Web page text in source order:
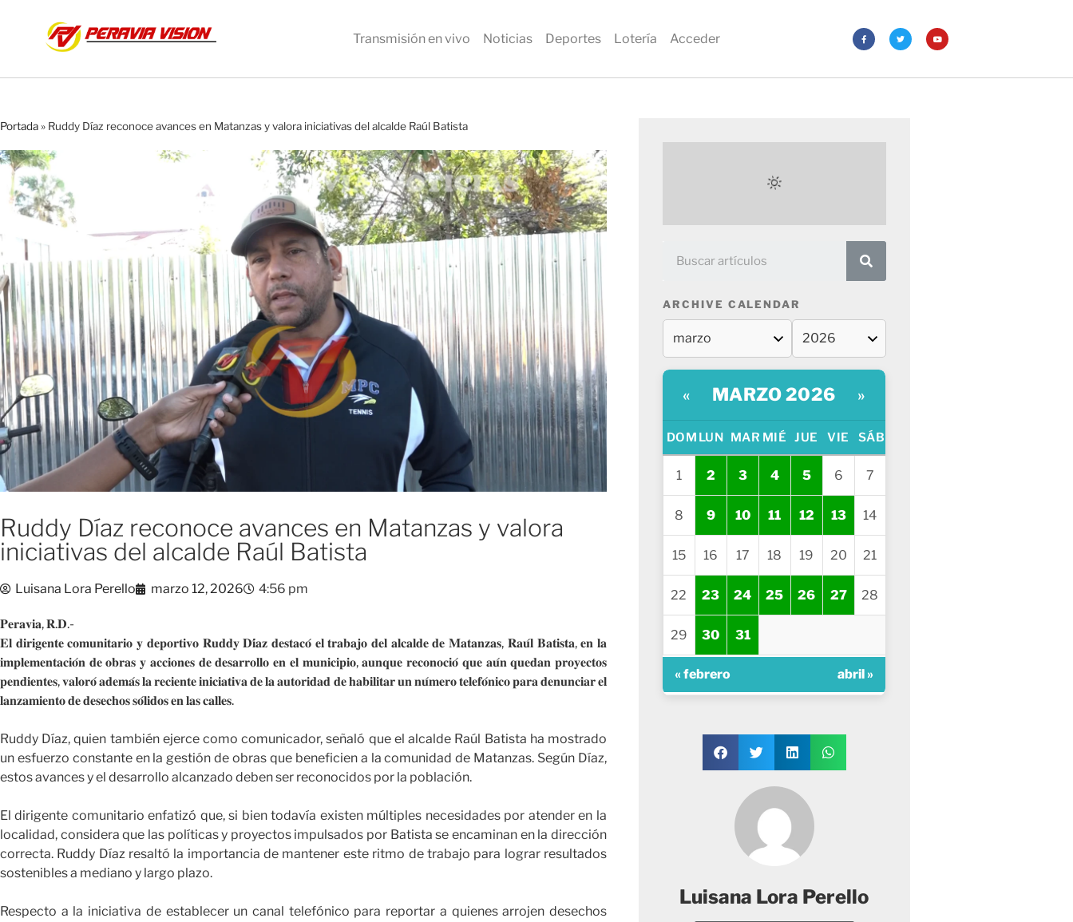
Transmisión en vivo Noticias Deportes Lotería Acceder
Portada» Ruddy Díaz reconoce avances en Matanzas y valora iniciativas del alcalde Raúl Batista
Ruddy Díaz reconoce avances en Matanzas y valora
iniciativas del alcalde Raúl Batista
Luisana Lora Perello marzo 12, 2026 4:56 pm
𝐏𝐞𝐫𝐚𝐯𝐢𝐚, 𝐑.𝐃.-
𝐄𝐥 𝐝𝐢𝐫𝐢𝐠𝐞𝐧𝐭𝐞 𝐜𝐨𝐦𝐮𝐧𝐢𝐭𝐚𝐫𝐢𝐨 𝐲 𝐝𝐞𝐩𝐨𝐫𝐭𝐢𝐯𝐨 𝐑𝐮𝐝𝐝𝐲 𝐃𝐢́𝐚𝐳 𝐝𝐞𝐬𝐭𝐚𝐜𝐨́ 𝐞𝐥 𝐭𝐫𝐚𝐛𝐚𝐣𝐨 𝐝𝐞𝐥 𝐚𝐥𝐜𝐚𝐥𝐝𝐞 𝐝𝐞 𝐌𝐚𝐭𝐚𝐧𝐳𝐚𝐬, 𝐑𝐚𝐮́𝐥 𝐁𝐚𝐭𝐢𝐬𝐭𝐚, 𝐞𝐧 𝐥𝐚
𝐢𝐦𝐩𝐥𝐞𝐦𝐞𝐧𝐭𝐚𝐜𝐢𝐨́𝐧 𝐝𝐞 𝐨𝐛𝐫𝐚𝐬 𝐲 𝐚𝐜𝐜𝐢𝐨𝐧𝐞𝐬 𝐝𝐞 𝐝𝐞𝐬𝐚𝐫𝐫𝐨𝐥𝐥𝐨 𝐞𝐧 𝐞𝐥 𝐦𝐮𝐧𝐢𝐜𝐢𝐩𝐢𝐨, 𝐚𝐮𝐧𝐪𝐮𝐞 𝐫𝐞𝐜𝐨𝐧𝐨𝐜𝐢𝐨́ 𝐪𝐮𝐞 𝐚𝐮́𝐧 𝐪𝐮𝐞𝐝𝐚𝐧 𝐩𝐫𝐨𝐲𝐞𝐜𝐭𝐨𝐬
𝐩𝐞𝐧𝐝𝐢𝐞𝐧𝐭𝐞𝐬, 𝐯𝐚𝐥𝐨𝐫𝐨́ 𝐚𝐝𝐞𝐦𝐚́𝐬 𝐥𝐚 𝐫𝐞𝐜𝐢𝐞𝐧𝐭𝐞 𝐢𝐧𝐢𝐜𝐢𝐚𝐭𝐢𝐯𝐚 𝐝𝐞 𝐥𝐚 𝐚𝐮𝐭𝐨𝐫𝐢𝐝𝐚𝐝 𝐝𝐞 𝐡𝐚𝐛𝐢𝐥𝐢𝐭𝐚𝐫 𝐮𝐧 𝐧𝐮́𝐦𝐞𝐫𝐨 𝐭𝐞𝐥𝐞𝐟𝐨́𝐧𝐢𝐜𝐨 𝐩𝐚𝐫𝐚 𝐝𝐞𝐧𝐮𝐧𝐜𝐢𝐚𝐫 𝐞𝐥
𝐥𝐚𝐧𝐳𝐚𝐦𝐢𝐞𝐧𝐭𝐨 𝐝𝐞 𝐝𝐞𝐬𝐞𝐜𝐡𝐨𝐬 𝐬𝐨́𝐥𝐢𝐝𝐨𝐬 𝐞𝐧 𝐥𝐚𝐬 𝐜𝐚𝐥𝐥𝐞𝐬.
Ruddy Díaz, quien también ejerce como comunicador, señaló que el alcalde Raúl Batista ha mostrado
un esfuerzo constante en la gestión de obras que beneficien a la comunidad de Matanzas. Según Díaz,
estos avances y el desarrollo alcanzado deben ser reconocidos por la población.
El dirigente comunitario enfatizó que, si bien todavía existen múltiples necesidades por atender en la
localidad, considera que las políticas y proyectos impulsados por Batista se encaminan en la dirección
correcta. Ruddy Díaz resaltó la importancia de mantener este ritmo de trabajo para lograr resultados
sostenibles a mediano y largo plazo.
Respecto a la iniciativa de establecer un canal telefónico para reportar a quienes arrojen desechos
ARCHIVE CALENDAR
« MARZO 2026 »
DOM LUN MAR MIÉ JUE VIE SÁB
1 2 3 4 5 6 7
8 9 10 11 12 13 14
15 16 17 18 19 20 21
22 23 24 25 26 27 28
29 30 31
« febrero abril »
Luisana Lora Perello